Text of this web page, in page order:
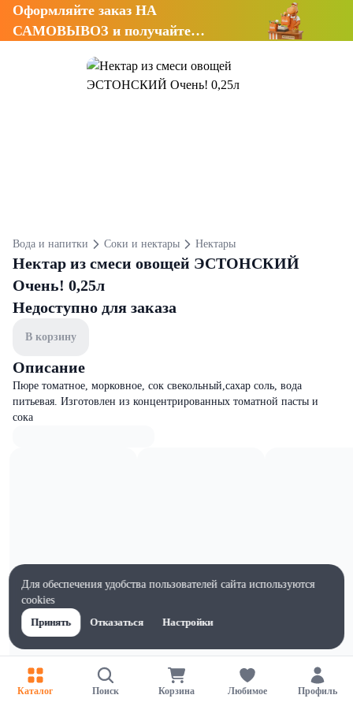
Оформляйте заказ НА
САМОВЫВОЗ и получайте
Вода и напитки Соки и нектары Нектары
Нектар из смеси овощей ЭСТОНСКИЙ
Очень! 0,25л
Недоступно для заказа
В корзину
Описание
Пюре томатное, морковное, сок свекольный,сахар соль, вода
питьевая. Изготовлен из концентрированных томатной пасты и
сока
Характеристики
Каталог Поиск Корзина Любимое Профиль
Для обеспечения удобства пользователей сайта используются
cookies
Принять
Отказаться Настройки